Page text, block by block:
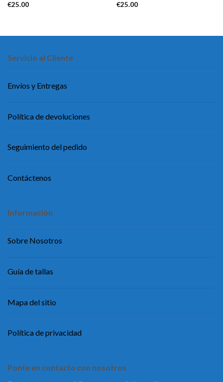
€25.00
€25.00
Servicio al Cliente
Envíos y Entregas
Política de devoluciones
Seguimiento del pedido
Contáctenos
Información
Sobre Nosotros
Guía de tallas
Mapa del sitio
Política de privacidad
Ponte en contacto con nosotros